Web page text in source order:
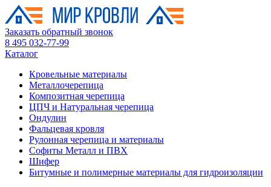
Заказать обратный звонок
8 495 032-77-99
Каталог
Кровельные материалы
Металлочерепица
Композитная черепица
ЦПЧ и Натуральная черепица
Ондулин
Фальцевая кровля
Рулонная черепица и материалы
Софиты Металл и ПВХ
Шифер
Битумные и полимерные материалы для гидроизоляции